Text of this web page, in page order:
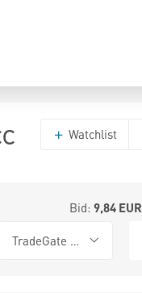
Watchlist
Bid: 9,84EUR
TradeGate BSX